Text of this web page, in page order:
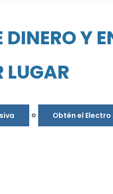
Y
LUGAR
o Obtén el